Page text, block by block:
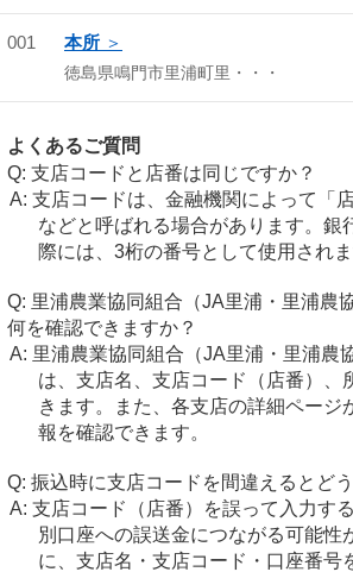
001 本所
徳島県鳴門市里浦町里・・・
よくあるご質問
支店コードと店番は同じですか？
支店コードは、金融機関によって「
などと呼ばれる場合があります。銀
際には、3桁の番号として使用されま
里浦農業協同組合（JA里浦・里浦農
何を確認できますか？
里浦農業協同組合（JA里浦・里浦農
は、支店名、支店コード（店番）、
きます。また、各支店の詳細ページ
報を確認できます。
振込時に支店コードを間違えるとど
支店コード（店番）を誤って入力す
別口座への誤送金につながる可能性
に、支店名・支店コード・口座番号